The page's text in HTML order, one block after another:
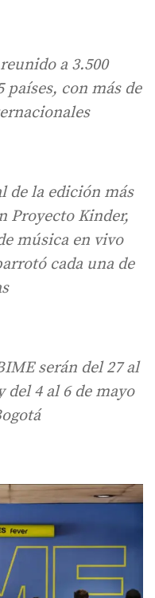
a 3.500
países, con más de
de la edición más
Proyecto Kinder,
música en vivo
cada una de
serán del 27 al
del 4 al 6 de mayo